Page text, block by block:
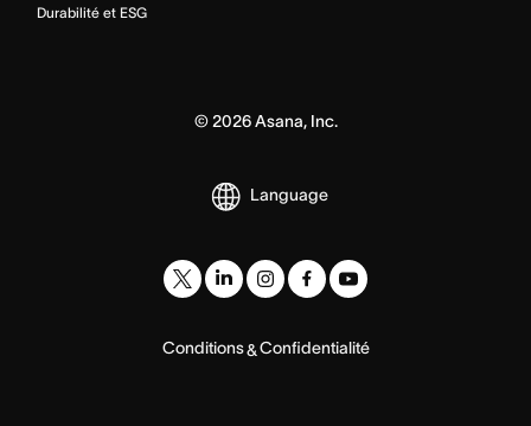
Durabilité et ESG
© 2026Asana, Inc.
Language
Conditions&Confidentialité